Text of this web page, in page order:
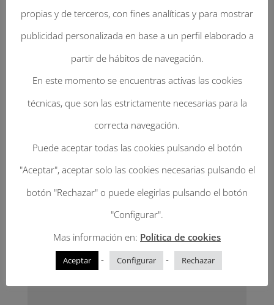
Enviar Un Comentario
Tu dirección de correo electrónico no será
publicada.Los campos obligatorios están
propias y de terceros, con fines analíticas y para mostrar
publicidad personalizada en base a un perfil elaborado a
partir de hábitos de navegación.
En este momento se encuentras activas las cookies
técnicas, que son las estrictamente necesarias para la
correcta navegación.
Puede aceptar todas las cookies pulsando el botón
"Aceptar", aceptar solo las cookies necesarias pulsando el
botón "Rechazar" o puede elegirlas pulsando el botón
"Configurar".
Mas información en: Política de cookies
Aceptar - Configurar - Rechazar